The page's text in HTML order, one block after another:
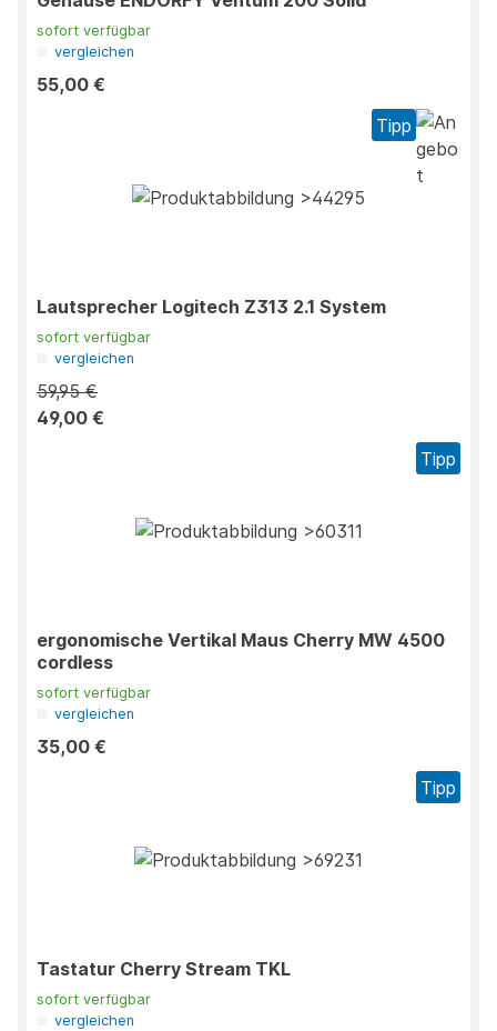
sofort verfügbar
vergleichen
55,00 €
Tipp
Lautsprecher Logitech Z313 2.1 System
sofort verfügbar
vergleichen
59,95 €
49,00 €
Tipp
ergonomische Vertikal Maus Cherry MW 4500
cordless
sofort verfügbar
vergleichen
35,00 €
Tipp
Tastatur Cherry Stream TKL
sofort verfügbar
vergleichen